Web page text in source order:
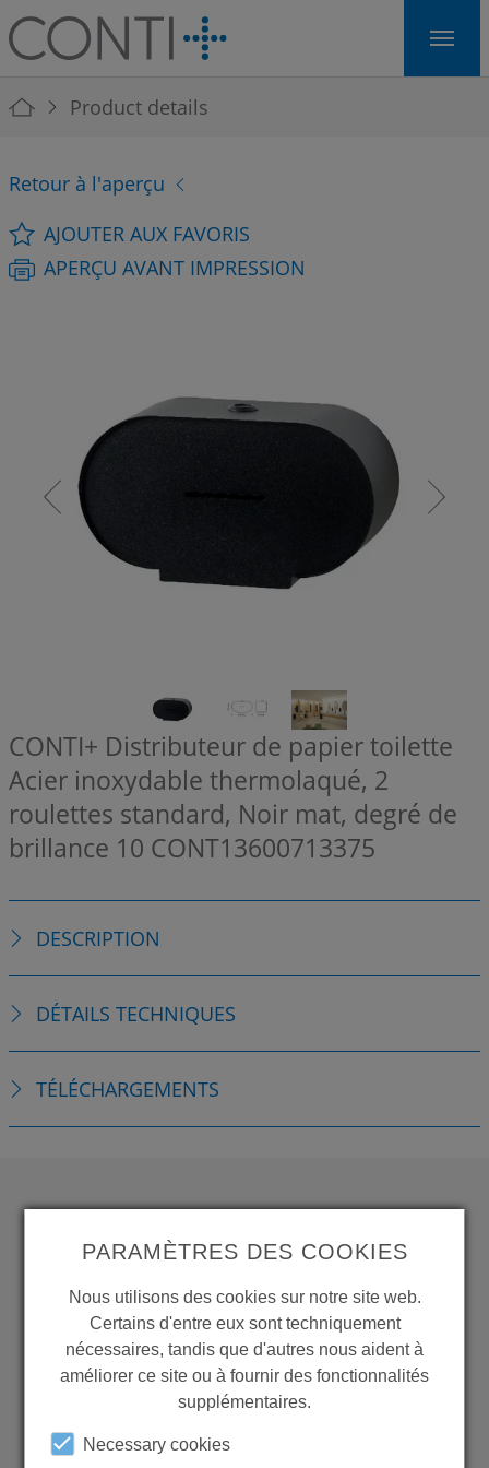
Skip to main navigation
Skip to main content
Skip to page footer
You are here:
Product details
Retour à l'aperçu
AJOUTER AUX FAVORIS
APERÇU AVANT IMPRESSION
CONTI+ Distributeur de papier toilette
Acier inoxydable thermolaqué, 2
roulettes standard, Noir mat, degré de
brillance 10 CONT13600713375
DESCRIPTION
DÉTAILS TECHNIQUES
TÉLÉCHARGEMENTS
MORE PRODUCTS?
Back to overview
PARAMÈTRES DES COOKIES
Nous utilisons des cookies sur notre site web.
Certains d'entre eux sont techniquement
nécessaires, tandis que d'autres nous aident à
améliorer ce site ou à fournir des fonctionnalités
supplémentaires.
Necessary cookies